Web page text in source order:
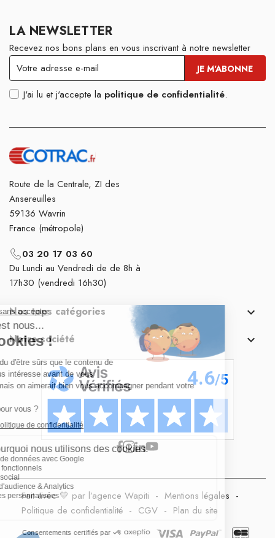
LA NEWSLETTER
Recevez nos bons plans en vous inscrivant à notre newsletter
J'ai lu et j'accepte la politique de confidentialité.
Route de la Centrale, ZI des
Ansereuilles
59136 Wavrin
France (métropole)
03 20 17 03 60
Du Lundi au Vendredi de de 8h à
17h30 (vendredi 16h30)
Nos tops catégories 
Notre société 
Fait avec 💛 par l’agence Wapiti - Mentions légales -
Politique de confidentialité - CGV - Plan du site